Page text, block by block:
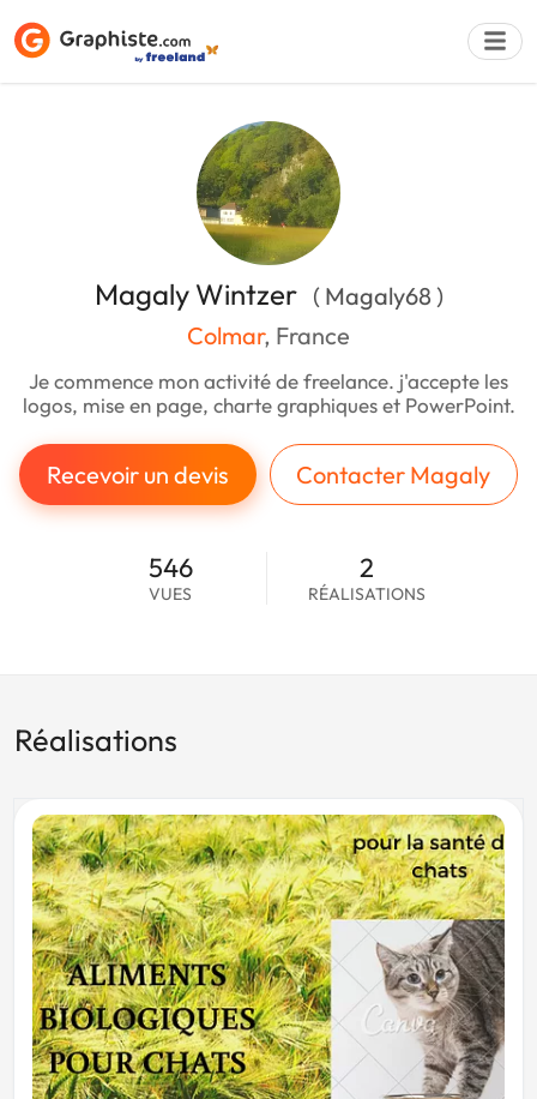
Magaly Wintzer ( Magaly68 )
Colmar, France
Je commence mon activité de freelance. j'accepte les
logos, mise en page, charte graphiques et PowerPoint.
Recevoir un devis Contacter Magaly
546
VUES
2
RÉALISATIONS
Réalisations